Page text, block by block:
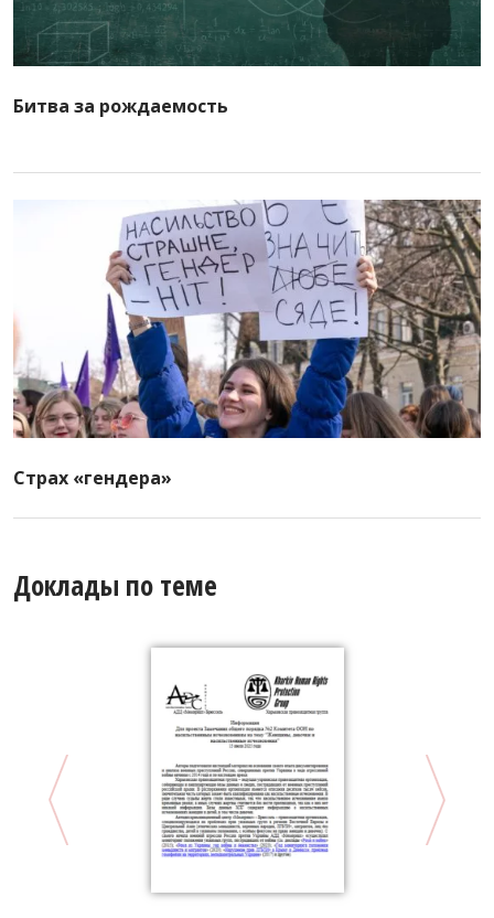
Битва за рождаемость
Страх «гендера»
Доклады по теме